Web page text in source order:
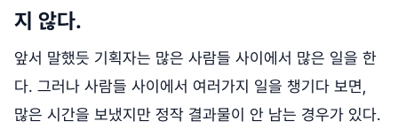
지 않다.
앞서 말했듯 기획자는 많은 사람들 사이에서 많은 일을 한
다. 그러나 사람들 사이에서 여러가지 일을 챙기다 보면,
많은 시간을 보냈지만 정작 결과물이 안 남는 경우가 있다.